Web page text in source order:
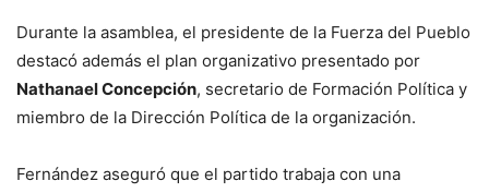
Durante la asamblea, el presidente de la Fuerza del Pueblo
destacó además el plan organizativo presentado por
Nathanael Concepción, secretario de Formación Política y
miembro de la Dirección Política de la organización.
Fernández aseguró que el partido trabaja con una